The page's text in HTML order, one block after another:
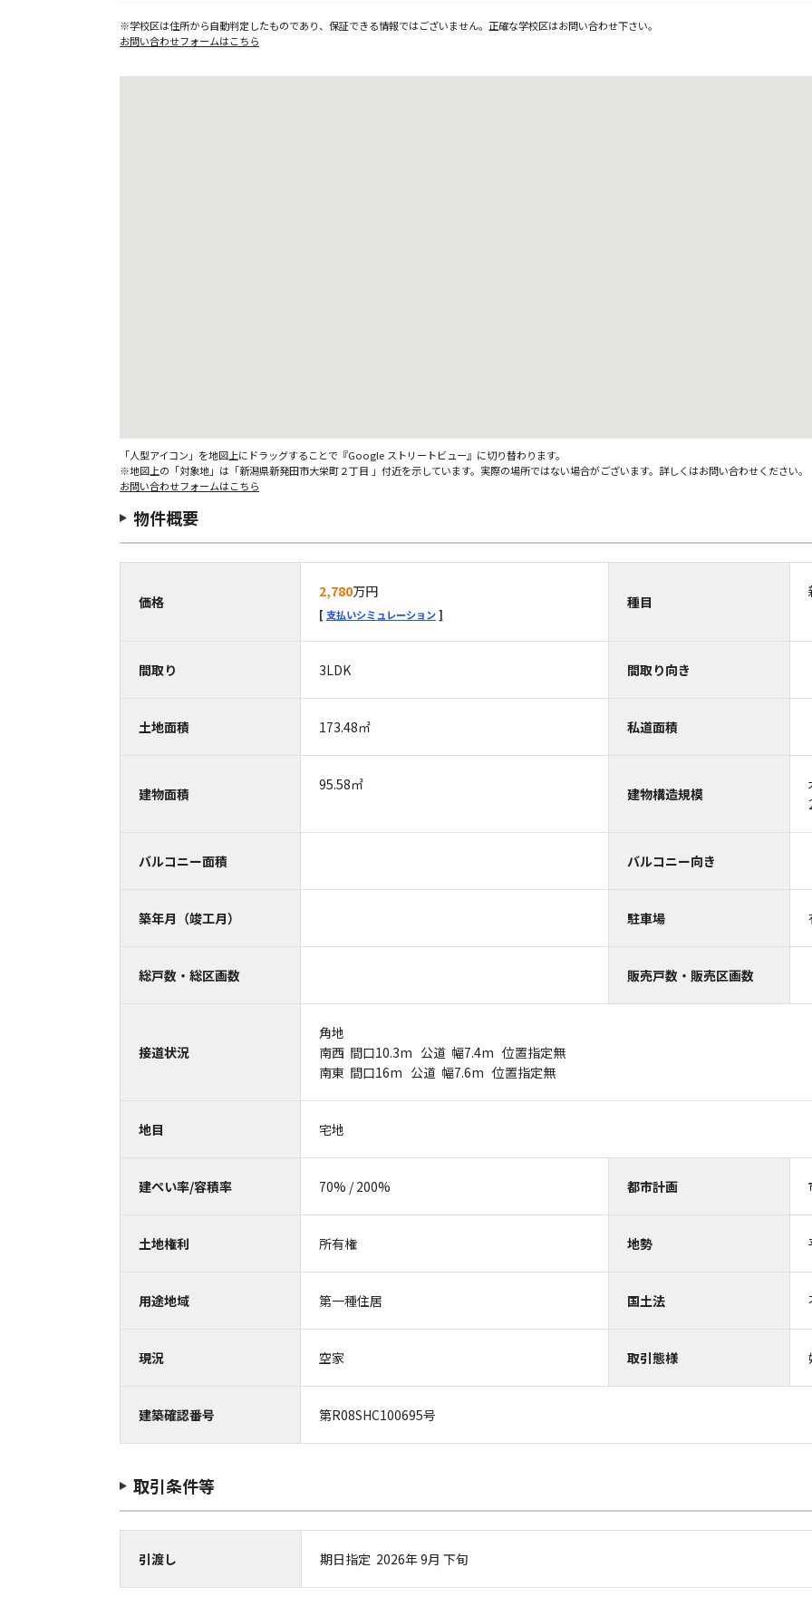
※学校区は住所から自動判定したものであり、保証できる情報ではございません。正確な学校区はお問い合わせ下さい。
お問い合わせフォームはこちら
「人型アイコン」を地図上にドラッグすることで『Google ストリートビュー』に切り替わります。
※地図上の「対象地」は「新潟県新発田市大栄町２丁目 」付近を示しています。実際の場所ではない場合がございます。詳しくはお問い合わせください。
お問い合わせフォームはこちら
物件概要
価格
2,780万円
支払いシミュレーション
種目
間取り 3LDK 間取り向き
土地面積 173.48㎡ 私道面積
建物面積
95.58㎡
建物構造規模
バルコニー面積 バルコニー向き
築年月（竣工月） 駐車場
総戸数・総区画数 販売戸数・販売区画数
接道状況
角地
南西 間口10.3m 公道 幅7.4m 位置指定無
南東 間口16m 公道 幅7.6m 位置指定無
地目 宅地
建ぺい率/容積率 70% / 200% 都市計画
土地権利 所有権 地勢
用途地域 第一種住居 国土法
現況 空家 取引態様
建築確認番号 第R08SHC100695号
取引条件等
引渡し 期日指定 2026年 9月 下旬